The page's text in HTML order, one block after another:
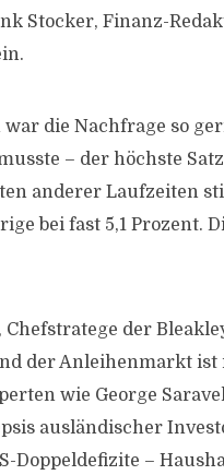
Stocker, Finanz-
die Nachfrage so
– der höchste
anderer Laufzeiten
bei fast 5,1
Chefstratege der
der Anleihenmarkt
wie George
ausländischer
Doppeldefizite –